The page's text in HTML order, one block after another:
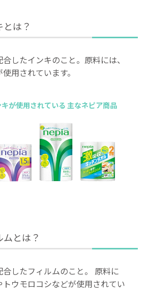
は？
したインキのこと。原料には、
用されています。
が使用されている 主なネピア商品
とは？
したフィルムのこと。
原料に
ウモロコシなどが使用されてい